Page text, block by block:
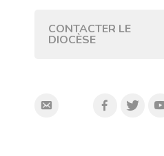
CONTACTER LE
DIOCÈSE